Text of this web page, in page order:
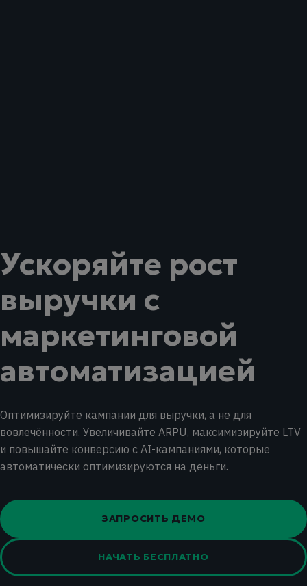
Ускоряйте рост
выручки с
маркетинговой
автоматизацией
Оптимизируйте кампании для выручки, а не для
вовлечённости. Увеличивайте ARPU, максимизируйте LTV
и повышайте конверсию с AI-кампаниями, которые
автоматически оптимизируются на деньги.
ЗАПРОСИТЬ ДЕМО
НАЧАТЬ БЕСПЛАТНО